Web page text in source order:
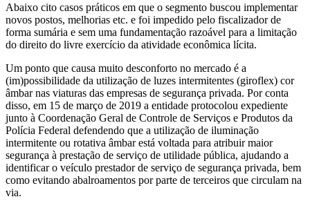
Abaixo cito casos práticos em que o segmento buscou implementar
novos postos, melhorias etc. e foi impedido pelo fiscalizador de
forma sumária e sem uma fundamentação razoável para a limitação
do direito do livre exercício da atividade econômica lícita.
Um ponto que causa muito desconforto no mercado é a
(im)possibilidade da utilização de luzes intermitentes (giroflex) cor
âmbar nas viaturas das empresas de segurança privada. Por conta
disso, em 15 de março de 2019 a entidade protocolou expediente
junto à Coordenação Geral de Controle de Serviços e Produtos da
Polícia Federal defendendo que a utilização de iluminação
intermitente ou rotativa âmbar está voltada para atribuir maior
segurança à prestação de serviço de utilidade pública, ajudando a
identificar o veículo prestador de serviço de segurança privada, bem
como evitando abalroamentos por parte de terceiros que circulam na
via.